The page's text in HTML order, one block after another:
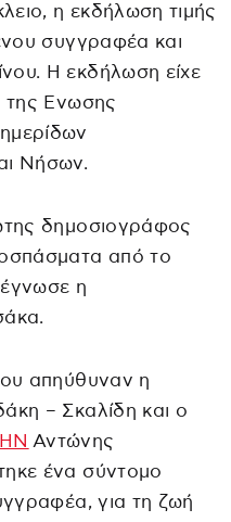
η εκδήλωση τιμής
συγγραφέα και
Η εκδήλωση είχε
της Ενωσης
Νήσων.
δημοσιογράφος
από το
η
απηύθυναν η
– Σκαλίδη και ο
Αντώνης
ένα σύντομο
για τη ζωή